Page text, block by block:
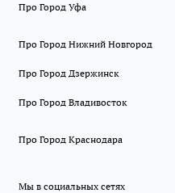
Про Город Уфа
Про Город Нижний Новгород
Про Город Дзержинск
Про Город Владивосток
Про Город Краснодара
Мы в социальных сетях